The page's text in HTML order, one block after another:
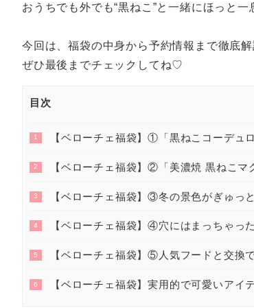
おうちでも外でも“黒ねこ”と一緒にほっと
今回は、福袋の中身から予約情報まで徹底解
ぜひ最後までチェックしてね♡
目次
1 【ベローチェ福袋】①「黒ねこコーデュ
2 【ベローチェ福袋】②「美濃焼 黒ねこ
3 【ベローチェ福袋】③冬の景色がぎゅっ
4 【ベローチェ福袋】④穴にはまっちゃっ
5 【ベローチェ福袋】⑤人気フードと交換
6 【ベローチェ福袋】実用的で可愛いア